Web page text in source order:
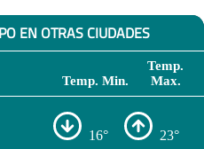
EN OTRAS CIUDADES
Temp. Min.
Temp.
Max.
16° 23°